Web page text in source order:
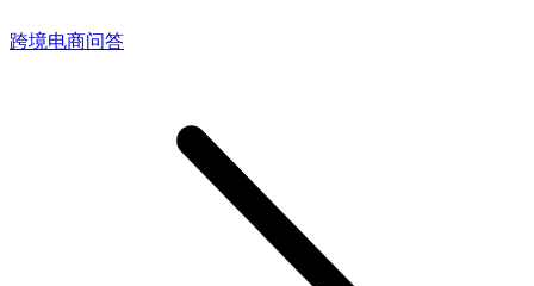
跨境电商问答